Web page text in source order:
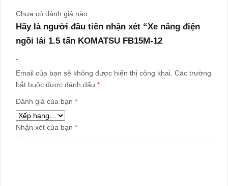
Chưa có đánh giá nào.
Hãy là người đầu tiên nhận xét “Xe nâng điện
ngồi lái 1.5 tấn KOMATSU FB15M-12
”
Email của bạn sẽ không được hiển thị công khai. Các trường
bắt buộc được đánh dấu *
Đánh giá của bạn *
Nhận xét của bạn *